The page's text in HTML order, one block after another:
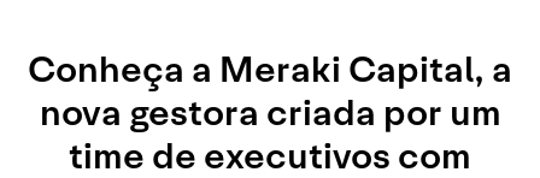
Conheça a Meraki Capital, a
nova gestora criada por um
time de executivos com